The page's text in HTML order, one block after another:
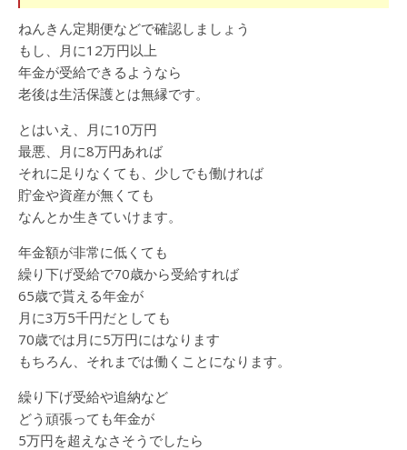
ねんきん定期便などで確認しましょう
もし、月に12万円以上
年金が受給できるようなら
老後は生活保護とは無縁です。
とはいえ、月に10万円
最悪、月に8万円あれば
それに足りなくても、少しでも働ければ
貯金や資産が無くても
なんとか生きていけます。
年金額が非常に低くても
繰り下げ受給で70歳から受給すれば
65歳で貰える年金が
月に3万5千円だとしても
70歳では月に5万円にはなります
もちろん、それまでは働くことになります。
繰り下げ受給や追納など
どう頑張っても年金が
5万円を超えなさそうでしたら